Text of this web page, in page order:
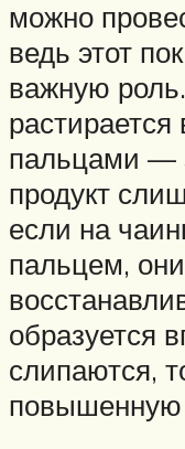
можно
ведь этот
важную
пальцами —
продукт
если на
пальцем,
образуется
слипаются,
повышенную